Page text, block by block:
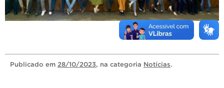
Publicado em 28/10/2023, na categoria Notícias.